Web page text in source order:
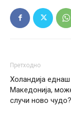
Претходно
Холандија еднаш
Македонија,
случи ново чудо?